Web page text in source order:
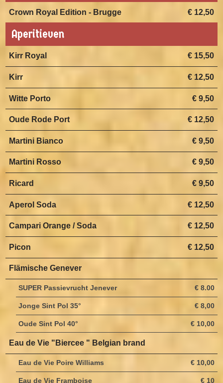
€ 12,50
Crown Royal Edition - Brugge
Aperitieven
€ 15,50
Kirr Royal
€ 12,50
Kirr
€ 9,50
Witte Porto
€ 12,50
Oude Rode Port
€ 9,50
Martini Bianco
€ 9,50
Martini Rosso
€ 9,50
Ricard
€ 12,50
Aperol Soda
€ 12,50
Campari Orange / Soda
€ 12,50
Picon
Flämische Genever
€ 8.00
SUPER Passievrucht Jenever
€ 8,00
Jonge Sint Pol 35°
€ 10,00
Oude Sint Pol 40°
Eau de Vie "Biercee " Belgian brand
€ 10,00
Eau de Vie Poire Williams
€ 10
Eau de Vie Framboise